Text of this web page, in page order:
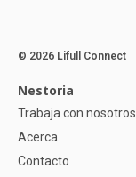
© 2026 Lifull Connect
Nestoria
Trabaja con nosotros
Acerca
Contacto